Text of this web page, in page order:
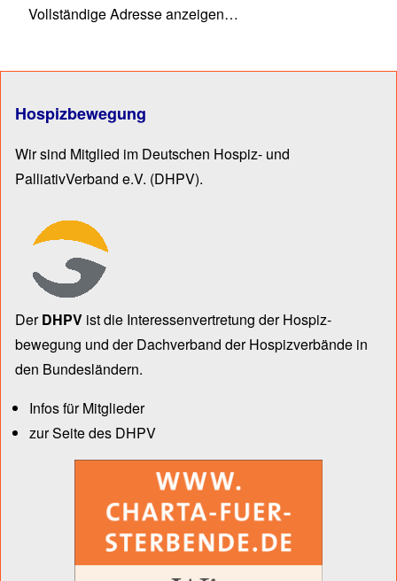
Vollständige Adresse anzeigen…
Hospizbewegung
Wir sind Mitglied im Deutschen Hospiz- und
PalliativVerband e.V. (DHPV).
DerDHPV ist die Inter­essen­ver­tre­tung der Hospiz­
bewegung und der Dach­verband der Hospiz­verbände in
den Bun­des­län­dern.
Infos für Mitglieder
zur Seite des DHPV